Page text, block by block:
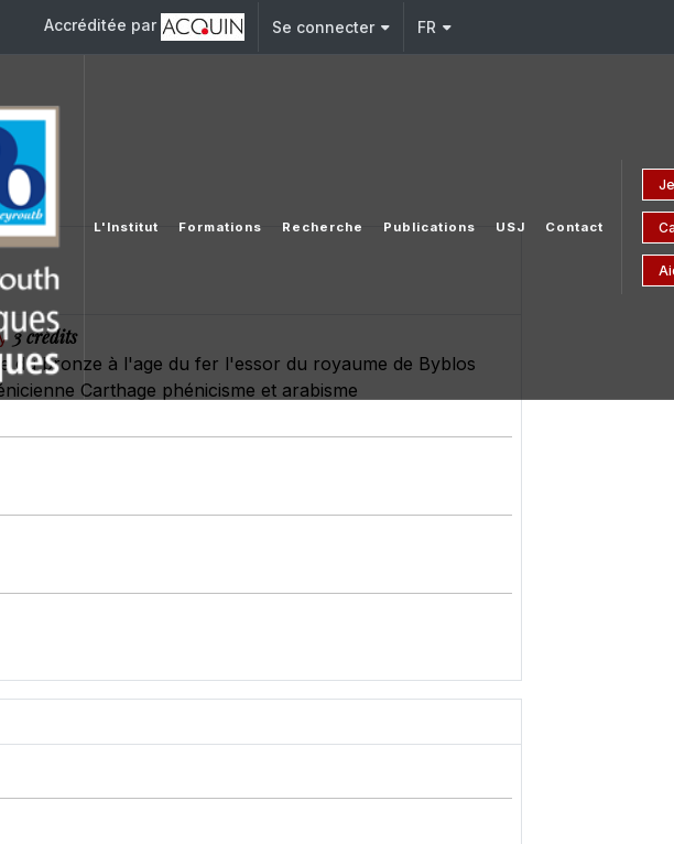
Accréditée par Se connecter FR
L'Institut Formations Recherche Publications USJ Contact
3 crédits
du bronze à l'age du fer l'essor du royaume de Byblos
Carthage phénicisme et arabisme